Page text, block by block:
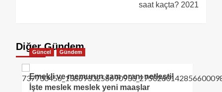
saat kaçta? 2021
Diğer Gündem
Güncel Gündem
Emekli ve memurun zam oranı netleşti!
İşte meslek meslek yeni maaşlar